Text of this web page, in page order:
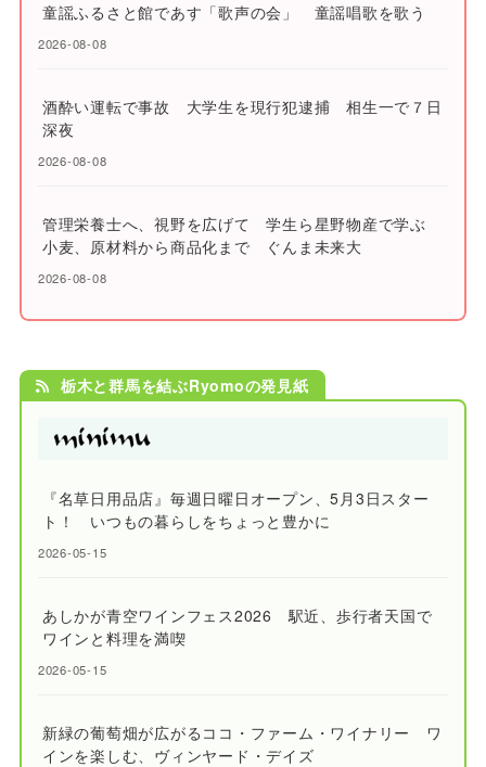
童謡ふるさと館であす「歌声の会」 童謡唱歌を歌う
2026-08-08
酒酔い運転で事故 大学生を現行犯逮捕 相生一で７日
深夜
2026-08-08
管理栄養士へ、視野を広げて 学生ら星野物産で学ぶ
小麦、原材料から商品化まで ぐんま未来大
2026-08-08
栃木と群馬を結ぶRyomoの発見紙
『名草日用品店』毎週日曜日オープン、5月3日スター
ト！ いつもの暮らしをちょっと豊かに
2026-05-15
あしかが青空ワインフェス2026 駅近、歩行者天国で
ワインと料理を満喫
2026-05-15
新緑の葡萄畑が広がるココ・ファーム・ワイナリー ワ
インを楽しむ、ヴィンヤード・デイズ